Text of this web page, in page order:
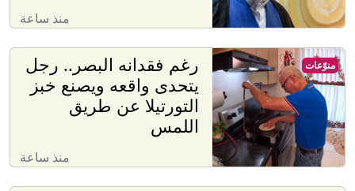
منذ ساعة
رغم فقدانه البصر.. رجل
يتحدى واقعه ويصنع خبز
التورتيلا عن طريق
اللمس
منذ ساعة
منوّعات